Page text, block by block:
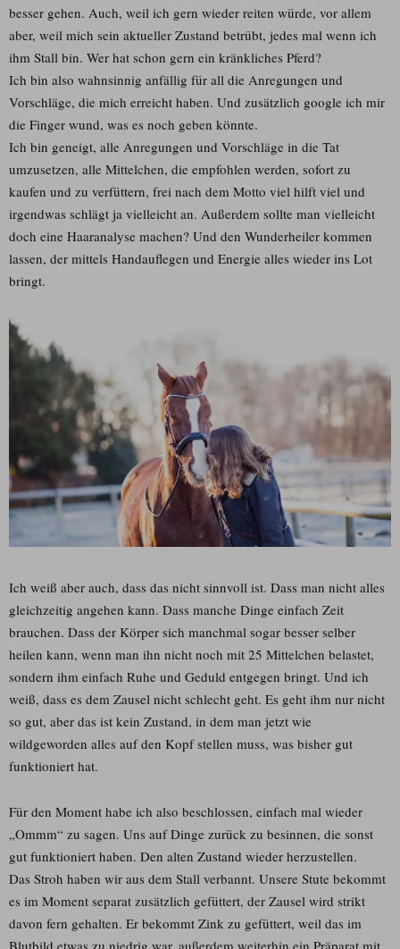
besser gehen. Auch, weil ich gern wieder reiten würde, vor allem
aber, weil mich sein aktueller Zustand betrübt, jedes mal wenn ich
ihm Stall bin. Wer hat schon gern ein kränkliches Pferd?
Ich bin also wahnsinnig anfällig für all die Anregungen und
Vorschläge, die mich erreicht haben. Und zusätzlich google ich mir
die Finger wund, was es noch geben könnte.
Ich bin geneigt, alle Anregungen und Vorschläge in die Tat
umzusetzen, alle Mittelchen, die empfohlen werden, sofort zu
kaufen und zu verfüttern, frei nach dem Motto viel hilft viel und
irgendwas schlägt ja vielleicht an. Außerdem sollte man vielleicht
doch eine Haaranalyse machen? Und den Wunderheiler kommen
lassen, der mittels Handauflegen und Energie alles wieder ins Lot
bringt.
Ich weiß aber auch, dass das nicht sinnvoll ist. Dass man nicht alles
gleichzeitig angehen kann. Dass manche Dinge einfach Zeit
brauchen. Dass der Körper sich manchmal sogar besser selber
heilen kann, wenn man ihn nicht noch mit 25 Mittelchen belastet,
sondern ihm einfach Ruhe und Geduld entgegen bringt. Und ich
weiß, dass es dem Zausel nicht schlecht geht. Es geht ihm nur nicht
so gut, aber das ist kein Zustand, in dem man jetzt wie
wildgeworden alles auf den Kopf stellen muss, was bisher gut
funktioniert hat.
Für den Moment habe ich also beschlossen, einfach mal wieder
„Ommm“ zu sagen. Uns auf Dinge zurück zu besinnen, die sonst
gut funktioniert haben. Den alten Zustand wieder herzustellen.
Das Stroh haben wir aus dem Stall verbannt. Unsere Stute bekommt
es im Moment separat zusätzlich gefüttert, der Zausel wird strikt
davon fern gehalten. Er bekommt Zink zu gefüttert, weil das im